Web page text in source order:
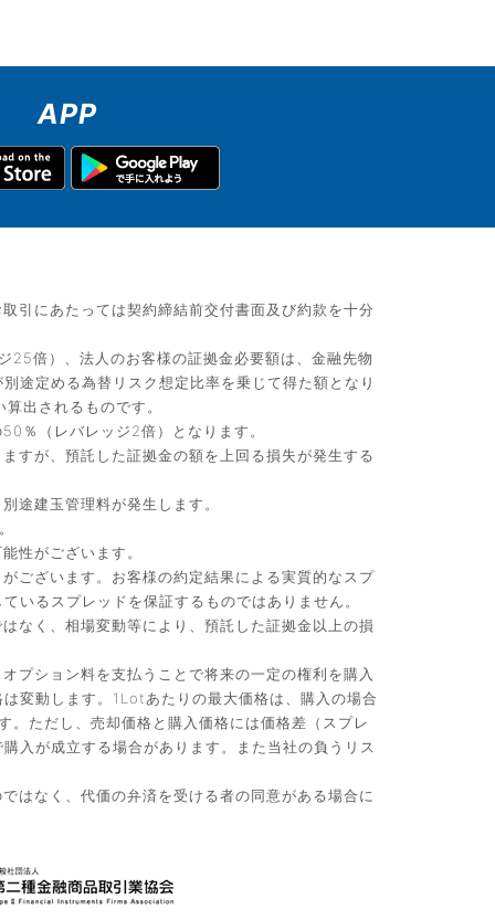
APP
引にあたっては契約締結前交付書面及び約款を十分
25倍）、法人のお客様の証拠金必要額は、金融先物
途定める為替リスク想定比率を乗じて得た額となり
出されるものです。
％（レバレッジ2倍）となります。
すが、預託した証拠金の額を上回る損失が発生する
途建玉管理料が発生します。
性がございます。
ございます。お客様の約定結果による実質的なスプ
いるスプレッドを保証するものではありません。
なく、相場変動等により、預託した証拠金以上の損
プション料を支払うことで将来の一定の権利を購入
変動します。1Lotあたりの最大価格は、購入の場合
ただし、売却価格と購入価格には価格差（スプレ
入が成立する場合があります。また当社の負うリス
はなく、代価の弁済を受ける者の同意がある場合に